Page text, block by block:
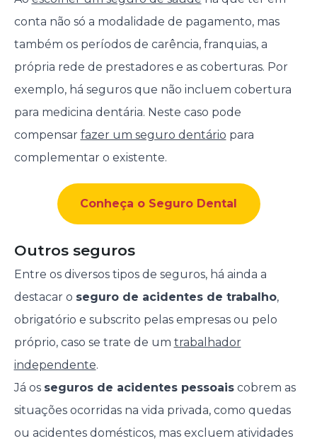
conta não só a modalidade de pagamento, mas
também os períodos de carência, franquias, a
própria rede de prestadores e as coberturas. Por
exemplo, há seguros que não incluem cobertura
para medicina dentária. Neste caso pode
compensar fazer um seguro dentário para
complementar o existente.
Conheça o Seguro Dental
Outros seguros
Entre os diversos tipos de seguros, há ainda a
destacar o seguro de acidentes de trabalho,
obrigatório e subscrito pelas empresas ou pelo
próprio, caso se trate de um trabalhador
independente.
Já os seguros de acidentes pessoaiscobrem as
situações ocorridas na vida privada, como quedas
ou acidentes domésticos, mas excluem atividades